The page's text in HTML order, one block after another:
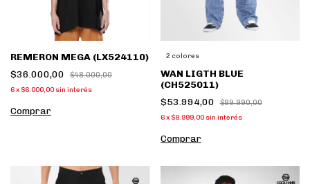
REMERON MEGA (LX524110)
$36.000,00
$48.000,00
6x $6.000,00 sin interés
Comprar
2 colores
WAN LIGTH BLUE
(CH525011)
$53.994,00
$89.990,00
6 x $8.999,00 sin interés
Comprar